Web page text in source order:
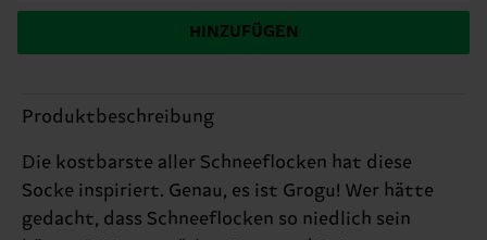
HINZUFÜGEN
Produktbeschreibung
Die kostbarste aller Schneeflocken hat diese
Socke inspiriert. Genau, es ist Grogu! Wer hätte
gedacht, dass Schneeflocken so niedlich sein